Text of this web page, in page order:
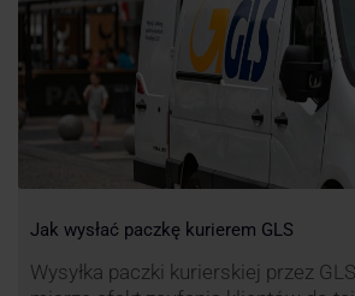
Jak wysłać paczkę kurierem GLS
Wysyłka paczki kurierskiej przez